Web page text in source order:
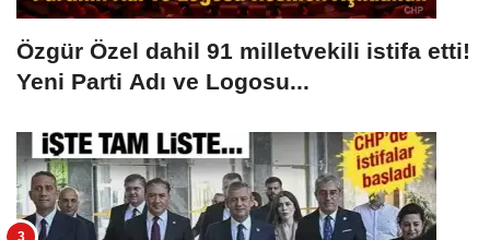
Özgür Özel dahil 91 milletvekili istifa etti!
Yeni Parti Adı ve Logosu...